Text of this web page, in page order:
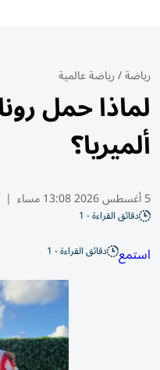
رياضة/رياضة عالمية
لماذا حمل
ألميريا؟
5 أغسطس 2026 13:08 مساء |
دقائق القراءة - 1
استمع دقائق القراءة - 1